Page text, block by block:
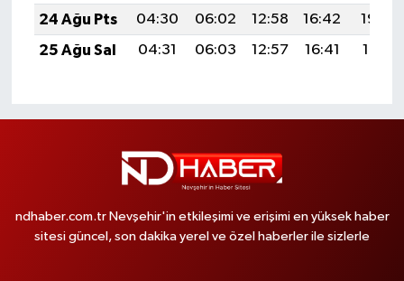
24 Ağu Pts
04:30 06:02 12:58 16:42
19:43
25 Ağu Sal
04:31 06:03 12:57 16:41 19:41
ndhaber.com.tr Nevşehir'in etkileşimi ve erişimi en yüksek haber
sitesi güncel, son dakika yerel ve özel haberler ile sizlerle